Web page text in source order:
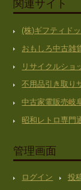
関連サイト
(株)ギフティド
おもしろ中古雑
リサイクルショ
不用品引き取り
中古家電販売岐
昭和レトロ専門
管理画面
ログイン 投